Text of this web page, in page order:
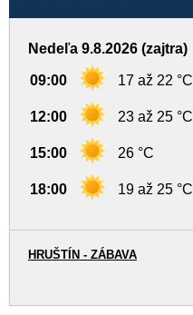
Nedeľa 9.8.2026 (zajtra)
09:00 17 až 22 °C
12:00 23 až 25 °C
15:00 26 °C
18:00 19 až 25 °C
HRUŠTÍN - ZÁBAVA